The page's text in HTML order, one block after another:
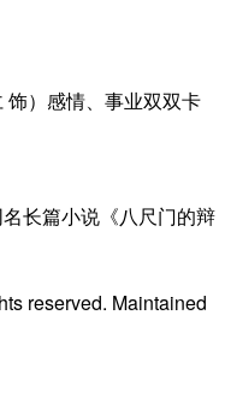
）感情、事业双双卡
长篇小说《八尺门的辩
reserved. Maintained